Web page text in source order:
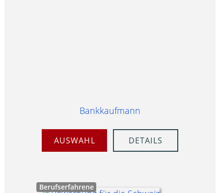
Bankkaufmann
AUSWAHL DETAILS
Berufserfahrene